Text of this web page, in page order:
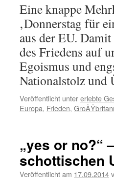
Eine knappe
‚Donnerstag für
aus der EU.
des Friedens auf
Egoismus und
Nationalstolz
Veröffentlicht untererlebte
Europa, Frieden,
„yes or no?“
schottischen
Veröffentlicht am 17.09.2014